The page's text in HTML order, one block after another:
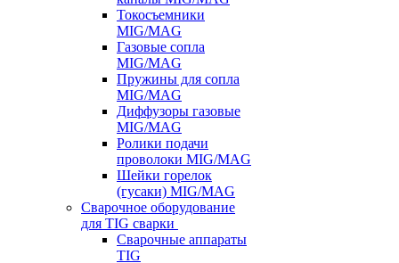
Токосъемники
MIG/MAG
Газовые сопла
MIG/MAG
Пружины для сопла
MIG/MAG
Диффузоры газовые
MIG/MAG
Ролики подачи
проволоки MIG/MAG
Шейки горелок
(гусаки) MIG/MAG
Сварочное оборудование
для TIG сварки
Сварочные аппараты
TIG